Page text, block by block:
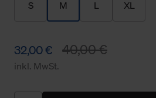
S M L XL
32,00 € 40,00 €
inkl. MwSt.